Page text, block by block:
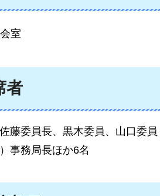
室
者
佐藤委員長、黒木委員、山口委員
）事務局長ほか6名